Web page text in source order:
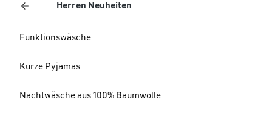
Herren Neuheiten
Funktionswäsche
Kurze Pyjamas
Nachtwäsche aus 100% Baumwolle